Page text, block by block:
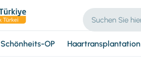
Schönheits-OP Haartransplantation